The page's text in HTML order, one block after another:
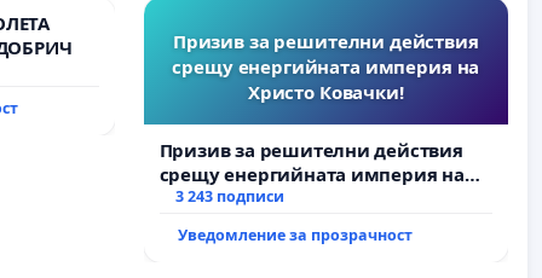
Призив за решителни действия
срещу енергийната империя на
Христо Ковачки!
Призив за решителни действия
срещу енергийната империя на
Христо Ковачки!
3 243 подписи
Уведомление за прозрачност